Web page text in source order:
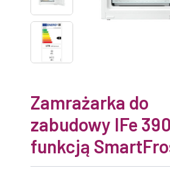
Zamrażarka do
zabudowy IFe
funkcją